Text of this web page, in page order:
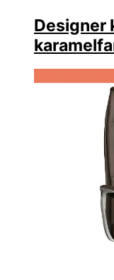
Designer